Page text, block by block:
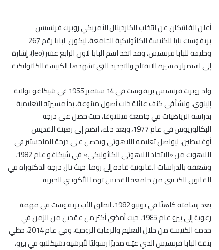
أعلن الفاتيكان عن انتخاب الكاردينال الأمريكي روبرت فرنسيس
بريفوست بابا للكنيسة الكاثوليكية الجامعة، ليكون البابا رقم 267
وخليفة للبابا فرنسيس، وقد اتخذ اسم البابا لاون الرابع عشر (leo)، إشارة
إلى استمرار مسيرة الانفتاح والتجديد التي تشهدها الكنيسة الكاثوليكية.
ولد روبرت فرنسيس بريفوست في 14 سبتمبر 1955 في شيكاغو بولاية
إلينوي، ونشأ في كنف عائلة ذات أصول متنوعة، بدأ مسيرته التعليمية
بدراسة الرياضيات في جامعة فيلانوفا، حيث حصل على درجة
البكالوريوس في عام 1977، وبعد ذلك، انضم إلى رهبنة القديس
أوغسطين، ليواصل تعليمه اللاهوتي ويحصل على درجة الماجستير في
اللاهوت من «الاتحاد اللاهوتي الكاثوليكي» في شيكاغو عام 1982،
وشغفه بالدراسات القانونية قاده إلى روما، حيث نال درجة الدكتوراه في
القانون الكنسي من جامعة القديس توما الأكويني الحبرية.
بعد رسامته كاهنًا في يونيو 1982، انطلق الأب بريفوست في مهمة
رعوية إلى بيرو عام 1985، حيث أمضى أكثر من عقدين من الزمن في
خدمة الكنيسة من خلال التعليم والرعاية الروحية، وفي عام 2014، حظي
بثقة البابا فرنسيس الذي عيّنه مديرًا رسوليًا لأبرشية تشيكلايو في بيرو،